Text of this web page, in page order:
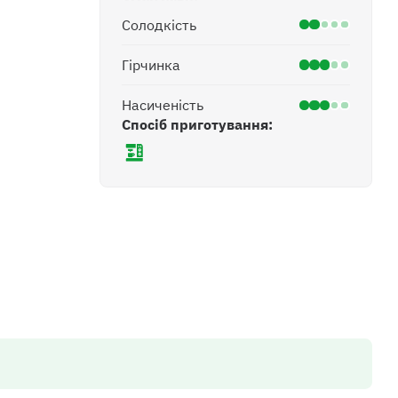
Солодкість
Гірчинка
Насиченість
Спосіб приготування: